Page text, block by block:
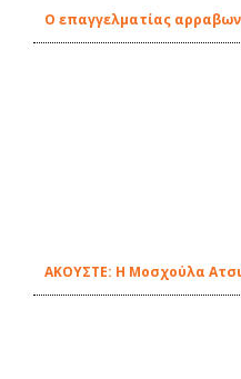
Ο επαγγελματίας
ΑΚΟΥΣΤΕ: Η Μοσχούλα